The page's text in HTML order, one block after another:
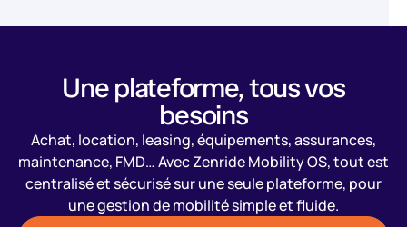
Une plateforme, tous vos
besoins
Achat, location, leasing, équipements, assurances,
maintenance, FMD… Avec Zenride Mobility OS, tout est
centralisé et sécurisé sur une seule plateforme, pour
une gestion de mobilité simple et fluide.